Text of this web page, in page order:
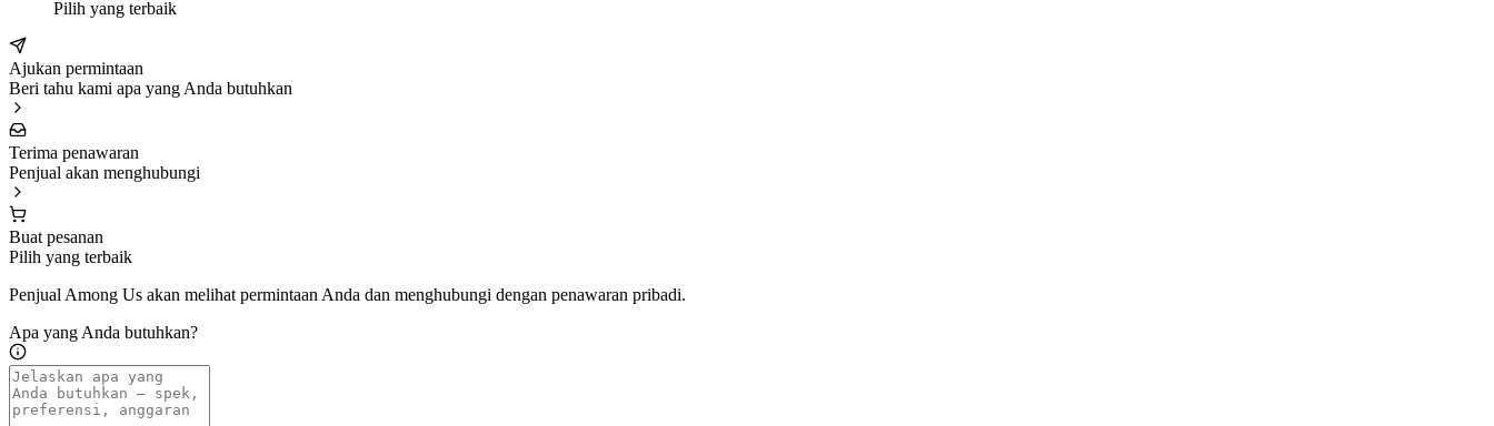
Pilih yang terbaik
Ajukan permintaan
Beri tahu kami apa yang Anda butuhkan
Terima penawaran
Penjual akan menghubungi
Buat pesanan
Pilih yang terbaik
Penjual Among Us akan melihat permintaan Anda dan menghubungi dengan penawaran pribadi.
Apa yang Anda butuhkan?